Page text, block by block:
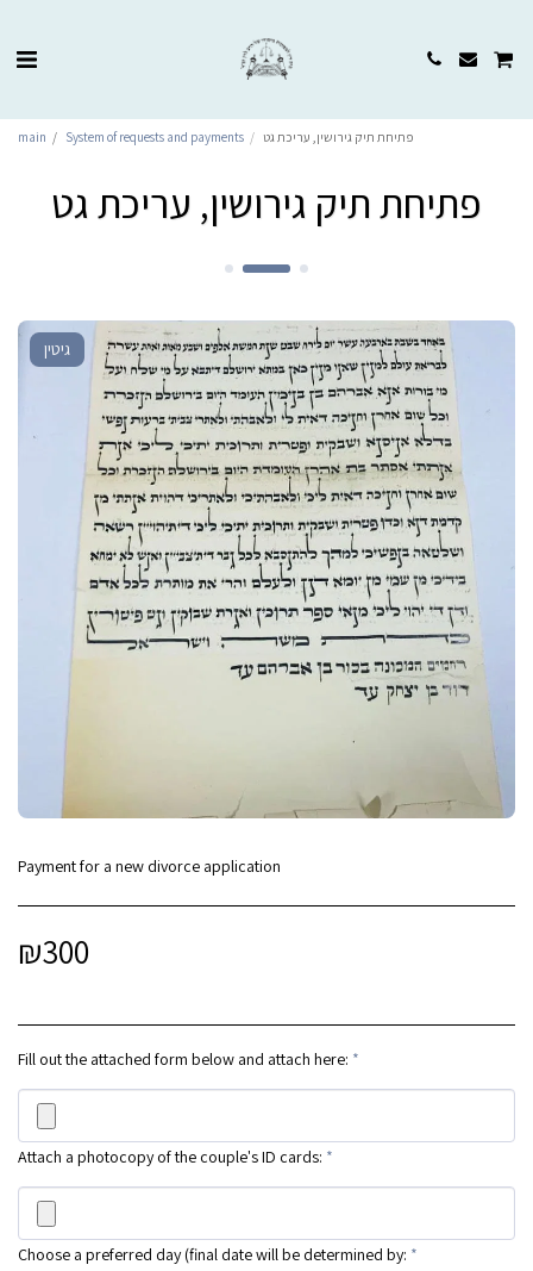
main System of requests and payments פתיחת תיק גירושין, עריכת גט
פתיחת תיק גירושין, עריכת גט
גיטין
Payment for a new divorce application
₪300
Fill out the attached form below and attach here: *
Attach a photocopy of the couple's ID cards: *
Choose a preferred day (final date will be determined by: *